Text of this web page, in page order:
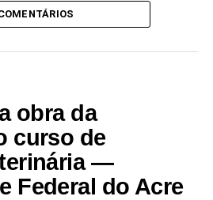
obra da
curso de
—
Federal do Acre